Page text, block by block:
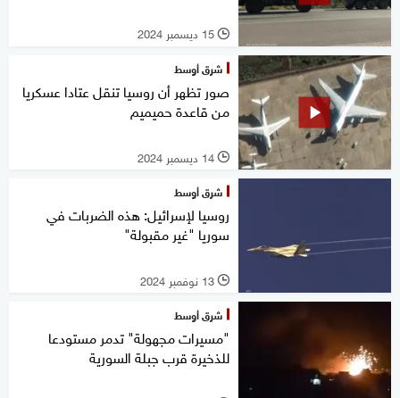
l 15 ديسمبر 2024
شرق أوسط
صور تظهر أن روسيا تنقل عتادا عسكريا
من قاعدة حميميم
l 14 ديسمبر 2024
شرق أوسط
روسيا لإسرائيل: هذه الضربات في
سوريا "غير مقبولة"
l 13 نوفمبر 2024
شرق أوسط
"مسيرات مجهولة" تدمر مستودعا
للذخيرة قرب جبلة السورية